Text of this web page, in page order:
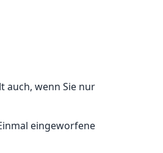
auch, wenn Sie nur
eingeworfene